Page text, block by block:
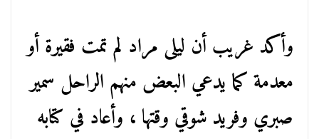
وأكد غريب أن ليلى مراد لم تمت فقيرة أو
معدمة كما يدعي البعض منهم الراحل سمير
صبري وفريد شوقي وقتها ، وأعاد في كتابه